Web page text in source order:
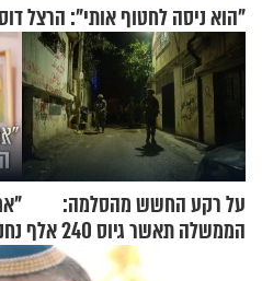
"הוא ניסה לחטוף אותי": הרצל
על רקע החשש מהסלמה:
הממשלה תאשר גיוס 240 אלף